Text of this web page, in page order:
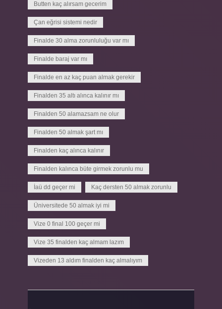
Butten kaç alırsam gecerim
Çan eğrisi sistemi nedir
Finalde 30 alma zorunluluğu var mı
Finalde baraj var mı
Finalde en az kaç puan almak gerekir
Finalden 35 altı alınca kalınır mı
Finalden 50 alamazsam ne olur
Finalden 50 almak şart mı
Finalden kaç alınca kalınır
Finalden kalınca büte girmek zorunlu mu
İaü dd geçer mi Kaç dersten 50 almak zorunlu
Üniversitede 50 almak iyi mi
Vize 0 final 100 geçer mi
Vize 35 finalden kaç almam lazım
Vizeden 13 aldım finalden kaç almalıyım